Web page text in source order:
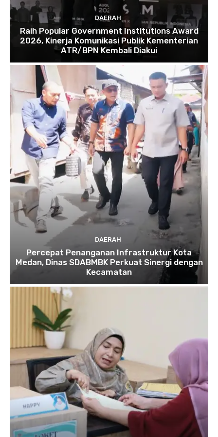
DAERAH
Raih Popular Government Institutions Award
2026, Kinerja Komunikasi Publik Kementerian
ATR/BPN Kembali Diakui
DAERAH
Percepat Penanganan Infrastruktur Kota
Medan, Dinas SDABMBK Perkuat Sinergi dengan
Kecamatan